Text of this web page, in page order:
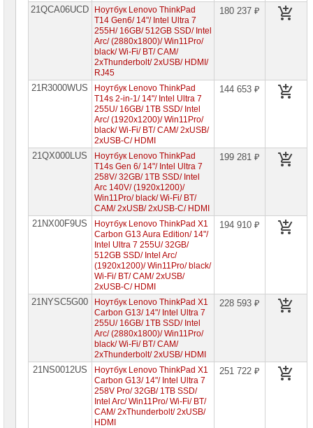
21QCA06UCD
Ноутбук Lenovo ThinkPad
T14 Gen6/ 14"/ Intel Ultra 7
255H/ 16GB/ 512GB SSD/ Intel
Arc/ (2880x1800)/ Win11Pro/
black/ Wi-Fi/ BT/ CAM/
2xThunderbolt/ 2xUSB/ HDMI/
RJ45
180 237 ₽
21R3000WUS
Ноутбук Lenovo ThinkPad
T14s 2-in-1/ 14"/ Intel Ultra 7
255U/ 16GB/ 1TB SSD/ Intel
Arc/ (1920x1200)/ Win11Pro/
black/ Wi-Fi/ BT/ CAM/ 2xUSB/
2xUSB-C/ HDMI
144 653 ₽
21QX000LUS
Ноутбук Lenovo ThinkPad
T14s Gen 6/ 14"/ Intel Ultra 7
258V/ 32GB/ 1TB SSD/ Intel
Arc 140V/ (1920x1200)/
Win11Pro/ black/ Wi-Fi/ BT/
CAM/ 2xUSB/ 2xUSB-C/ HDMI
199 281 ₽
21NX00F9US
Ноутбук Lenovo ThinkPad X1
Carbon G13 Aura Edition/ 14"/
Intel Ultra 7 255U/ 32GB/
512GB SSD/ Intel Arc/
(1920x1200)/ Win11Pro/ black/
Wi-Fi/ BT/ CAM/ 2xUSB/
2xUSB-C/ HDMI
194 910 ₽
21NYSC5G00
Ноутбук Lenovo ThinkPad X1
Carbon G13/ 14"/ Intel Ultra 7
255U/ 16GB/ 1TB SSD/ Intel
Arc/ (2880x1800)/ Win11Pro/
black/ Wi-Fi/ BT/ CAM/
2xThunderbolt/ 2xUSB/ HDMI
228 593 ₽
21NS0012US
Ноутбук Lenovo ThinkPad X1
Carbon G13/ 14"/ Intel Ultra 7
258V Pro/ 32GB/ 1TB SSD/
Intel Arc/ Win11Pro/ Wi-Fi/ BT/
CAM/ 2xThunderbolt/ 2xUSB/
HDMI
251 722 ₽